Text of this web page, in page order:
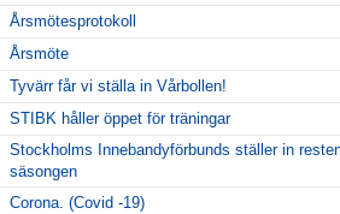
Årsmötesprotokoll
Årsmöte
Tyvärr får vi ställa in Vårbollen!
STIBK håller öppet för träningar
Stockholms Innebandyförbunds ställer in
säsongen
Corona. (Covid -19)